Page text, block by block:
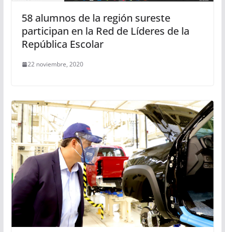
58 alumnos de la región sureste
participan en la Red de Líderes de la
República Escolar
22 noviembre, 2020